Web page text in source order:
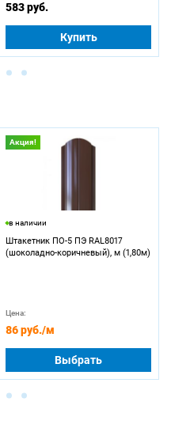
583 руб.
Купить
Акция!
в наличии
Штакетник ПО-5 ПЭ RAL8017
(шоколадно-коричневый), м (1,80м)
Цена:
86 руб./м
Выбрать